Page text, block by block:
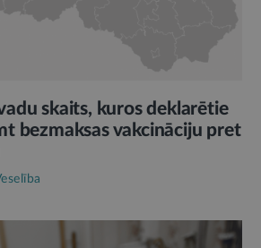
skaits, kuros deklarētie
bezmaksas vakcināciju pret